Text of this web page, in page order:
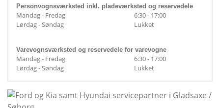
Personvognsværksted inkl. pladeværksted og reservedele
Mandag - Fredag
6:30 - 17:00
Lørdag - Søndag
Lukket
Varevognsværksted og reservedele for varevogne
Mandag - Fredag
6:30 - 17:00
Lørdag - Søndag
Lukket